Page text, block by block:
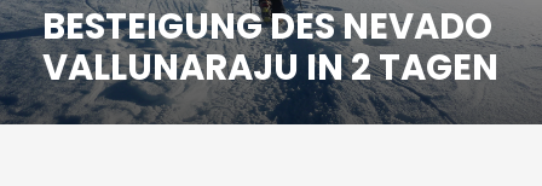
BESTEIGUNG DES NEVADO
VALLUNARAJU IN 2 TAGEN